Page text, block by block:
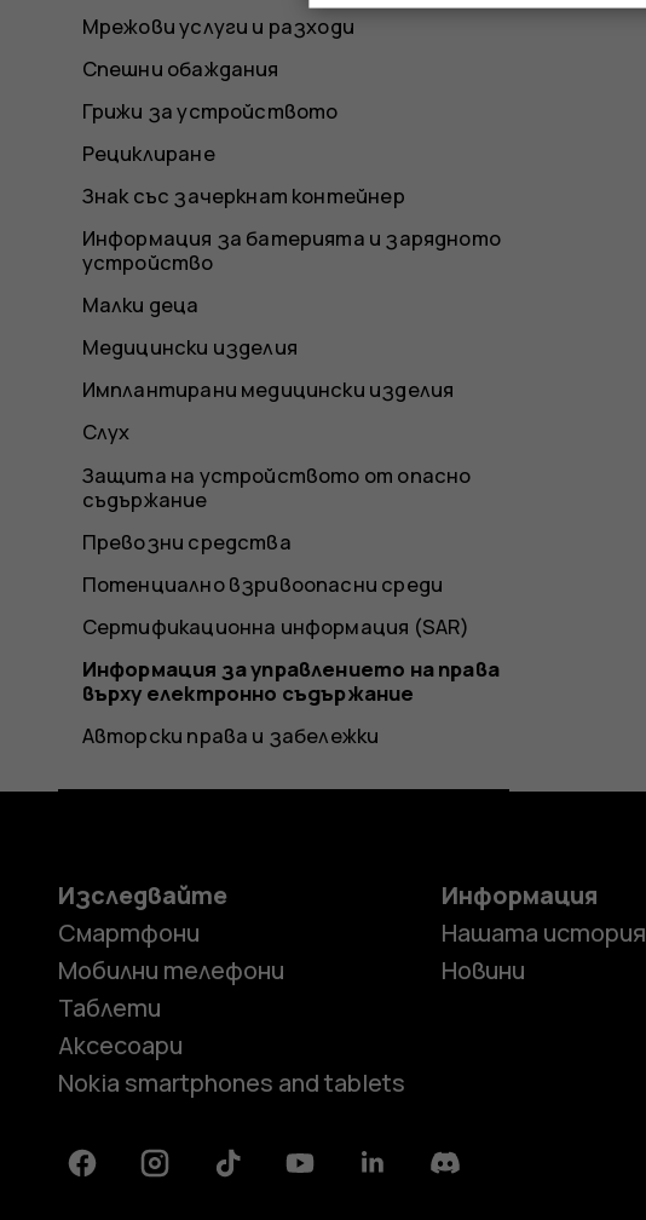
Мрежови услуги и разходи
Спешни обаждания
Грижи за устройството
Рециклиране
Знак със зачеркнат контейнер
Информация за батерията и зарядното
устройство
Малки деца
Медицински изделия
Имплантирани медицински изделия
Слух
Защита на устройството от опасно
съдържание
Превозни средства
Потенциално взривоопасни среди
Сертификационна информация (SAR)
Информация за управлението на права
върху електронно съдържание
Авторски права и забележки
Изследвайте
Смартфони
Мобилни телефони
Таблети
Аксесоари
Nokia smartphones and tablets
Информация
Нашата история
Новини
FacebookInstagramTiktok YoutubeLinkedinDiscord